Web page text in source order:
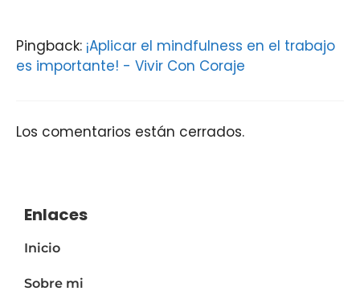
Pingback: ¡Aplicar el mindfulness en el trabajo
es importante! - Vivir Con Coraje
Los comentarios están cerrados.
Enlaces
Inicio
Sobre mi